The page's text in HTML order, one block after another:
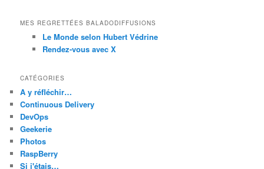
MES REGRETTÉES BALADODIFFUSIONS
Le Monde selon Hubert Védrine
Rendez-vous avec X
CATÉGORIES
A y réfléchir…
Continuous Delivery
DevOps
Geekerie
Photos
RaspBerry
Si j'étais…